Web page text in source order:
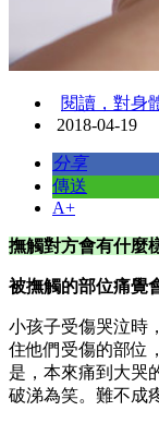
閱讀，對身
2018-04-19
分享
傳送
A+
撫觸對方會有什麼
被撫觸的部位痛覺
小孩子受傷哭泣時
住他們受傷的部位
是，本來痛到大哭
破涕為笑。難不成